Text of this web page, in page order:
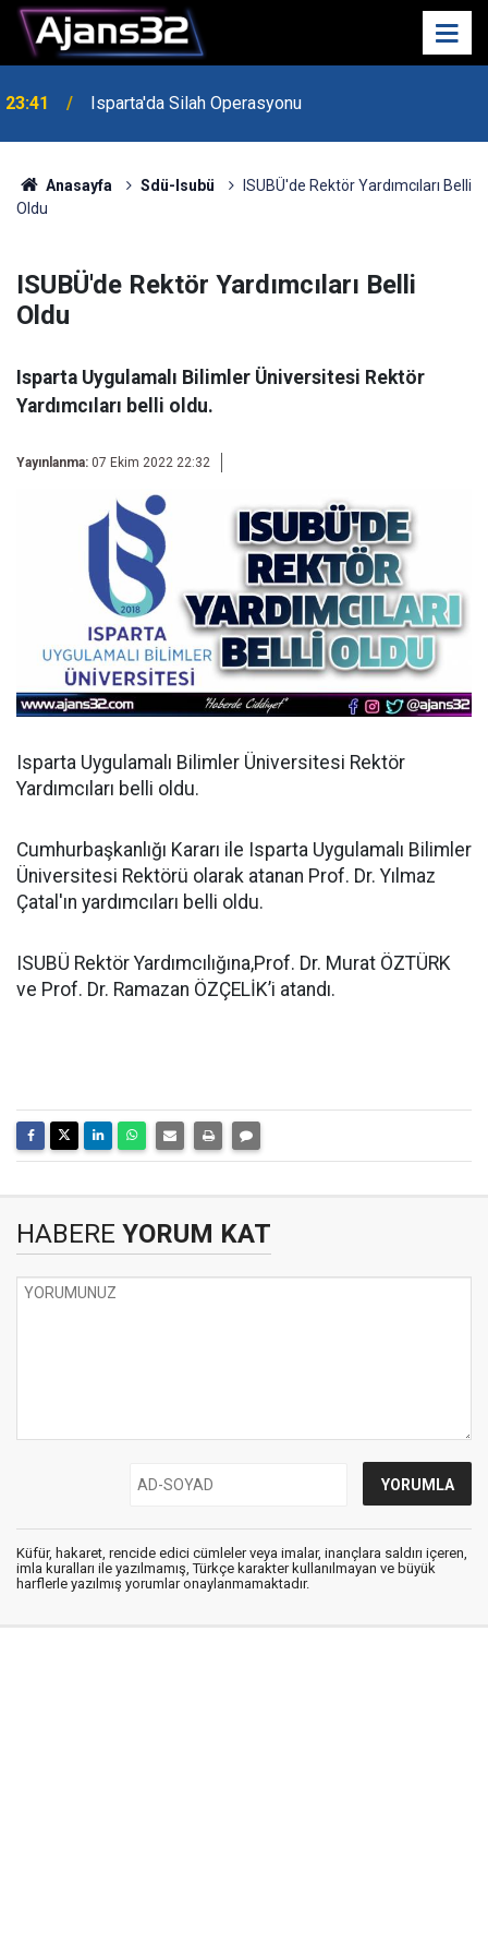
23:41 Isparta'da Silah Operasyonu
23:21 6 Mart Spor Salonu Yeniden Yükseliyor
Anasayfa Sdü-Isubü
ISUBÜ'de Rektör Yardımcıları Belli
Oldu
ISUBÜ'de Rektör Yardımcıları Belli
Oldu
Isparta Uygulamalı Bilimler Üniversitesi Rektör
Yardımcıları belli oldu.
Yayınlanma: 07 Ekim 2022 22:32
Isparta Uygulamalı Bilimler Üniversitesi Rektör
Yardımcıları belli oldu.
Cumhurbaşkanlığı Kararı ile Isparta Uygulamalı Bilimler
Üniversitesi Rektörü olarak atanan Prof. Dr. Yılmaz
Çatal'ın yardımcıları belli oldu.
ISUBÜ Rektör Yardımcılığına,Prof. Dr. Murat ÖZTÜRK
ve Prof. Dr. Ramazan ÖZÇELİK’i atandı.
HABERE YORUM KAT
Küfür, hakaret, rencide edici cümleler veya imalar, inançlara saldırı içeren,
imla kuralları ile yazılmamış, Türkçe karakter kullanılmayan ve büyük
harflerle yazılmış yorumlar onaylanmamaktadır.